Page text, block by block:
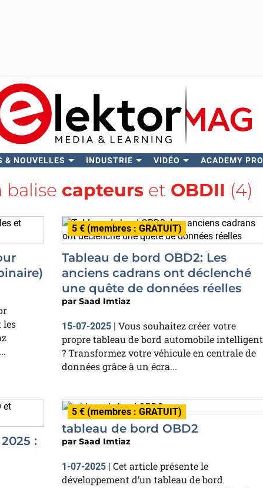
& NOUVELLES INDUSTRIE VIDÉO ACADEMY PRO
balise capteurs et OBDII (4)
les
5 € (membres : GRATUIT)
Tableau de bord OBD2: Les
anciens cadrans ont déclenché
une quête de données réelles
par Saad Imtiaz
15-07-2025 | Vous souhaitez créer votre
propre tableau de bord automobile intelligent
? Transformez votre véhicule en centrale de
données grâce à un écra...
:
5 € (membres : GRATUIT)
tableau de bord OBD2
par Saad Imtiaz
1-07-2025 | Cet article présente le
développement d’un tableau de bord